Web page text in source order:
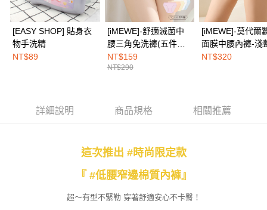
購買商品的店家。未經商家同意取消之訂單仍視為有效，需透過AFTEE先享
後付繳納相關費用。
※ 交易是否成功請以「AFTEE先享後付 」之結帳頁面顯示為準，若有關於
是否繳費成功／繳費後需取消欲退款等相關疑問，請聯繫「AFTEE先享後付
客戶支援中心」
https://netprotections.freshdesk.com/support/home
２．關於個人資料處理事宜，請瀏覽以下網址：
「AFTEE先享後付」，若未經同意申辦者引起之損失，本公司不負相關責
４．使用「AFTEE先享後付」時，將依據個別帳號之用戶狀況，依本公司即
時審查核予不同之上限額度；若仍有額度不足之情形，本公司將視審查結果
５．嚴禁一人註冊多個帳號或使用他人資訊註冊。若發現惡意使用之情形，
每筆NT$100，滿NT$1,500(含以上)免運費
付款後7-11取貨
每筆NT$100，滿NT$1,500(含以上)免運費
EASY SHOP門市速取
[EASY SHOP] 貼身衣
物手洗精
NT$89
[iMEWE]-舒適滅菌中
腰三角免洗褲(五件組)-
粉彩繽紛色
NT$159
NT$290
[iMEWE]-莫代爾
面膜中腰內褲-淺
NT$320
詳細說明 商品規格 相關推薦
這次推出 #時尚限定款
『 #低腰窄邊棉質內褲』
超～有型不緊勒 穿著舒適安心不卡臀！